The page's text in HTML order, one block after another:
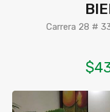
Carrera 28 #